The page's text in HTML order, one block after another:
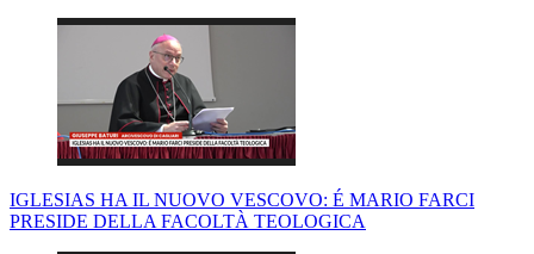
IGLESIAS HA IL NUOVO VESCOVO: É MARIO FARCI
PRESIDE DELLA FACOLTÀ TEOLOGICA